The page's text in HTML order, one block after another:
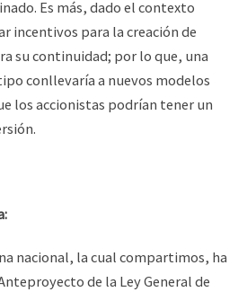
Es más, dado el contexto
incentivos para la creación de
su continuidad; por lo que, una
conllevaría a nuevos modelos
los accionistas podrían tener un
nacional, la cual compartimos, ha
de la Ley General de